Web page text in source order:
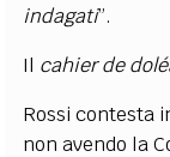
indagati”.
Il cahier de
Rossi contesta
non avendo la